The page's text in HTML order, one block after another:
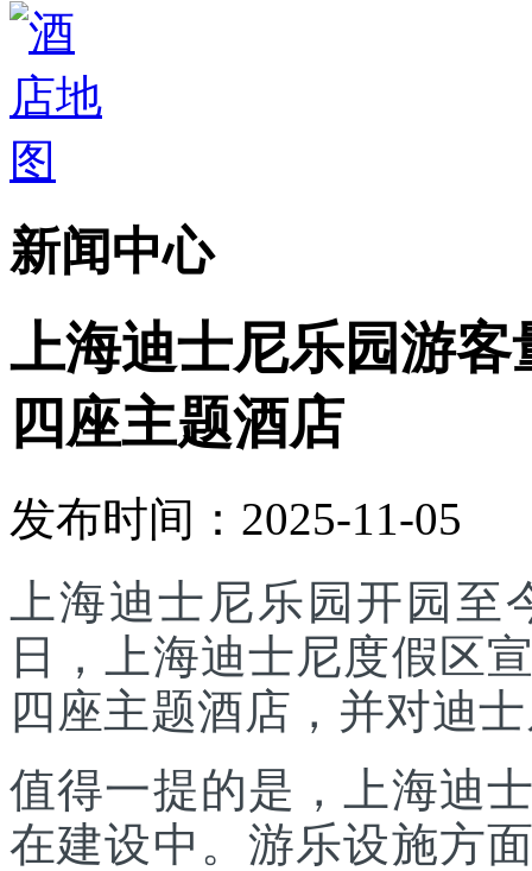
新闻中心
上海迪士尼乐园游
四座主题酒店
发布时间：2025-11-05
上海迪士尼乐园开园
日，上海迪士尼度假区
四座主题酒店，并对迪
值得一提的是，上海迪
在建设中。游乐设施方